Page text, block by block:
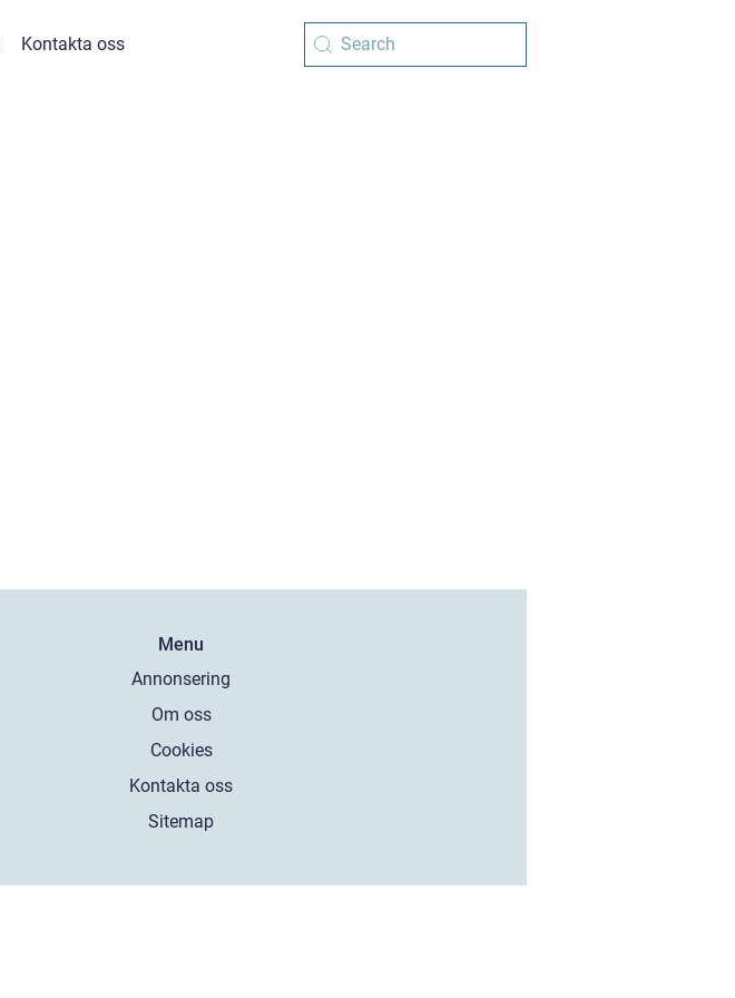
Kontakta oss
Menu
Annonsering
Om oss
Cookies
Kontakta oss
Sitemap